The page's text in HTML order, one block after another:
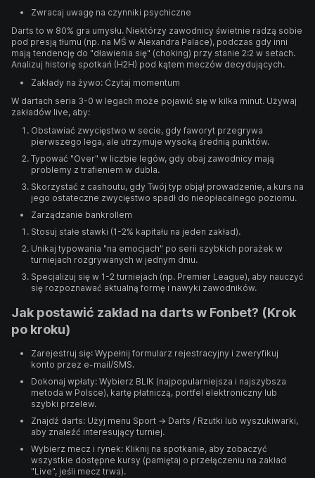
Zwracaj uwagę na czynniki psychiczne
Darts to w 80% gra umysłu. Niektórzy zawodnicy świetnie radzą sobie
pod presją tłumu (np. na MŚ w Alexandra Palace), podczas gdy inni
mają tendencję do "dławienia się" (choking) przy stanie 2:2 w setach.
Analizuj historię spotkań (H2H) pod kątem meczów decydujących.
Zakłady na żywo: Czytaj momentum
W dartach seria 3-0 w legach może pojawić się w kilka minut. Używaj
zakładów live, aby:
Obstawiać zwycięstwo w secie, gdy faworyt przegrywa
pierwszego lega, ale utrzymuje wysoką średnią punktów.
Typować "Over" w liczbie legów, gdy obaj zawodnicy mają
problemy z trafieniem w dubla.
Skorzystać z cashoutu, gdy Twój typ objął prowadzenie, a kurs na
jego ostateczne zwycięstwo spadł do nieopłacalnego poziomu.
Zarządzanie bankrollem
Stosuj stałe stawki (1-2% kapitału na jeden zakład).
Unikaj typowania "na emocjach" po serii szybkich porażek w
turniejach rozgrywanych w jednym dniu.
Specjalizuj się w 1-2 turniejach (np. Premier League), aby nauczyć
się rozpoznawać aktualną formę i nawyki zawodników.
Jak postawić zakład na darts w Fonbet? (Krok
po kroku)
Zarejestruj się: Wypełnij formularz rejestracyjny i zweryfikuj
konto przez e-mail/SMS.
Dokonaj wpłaty: Wybierz BLIK (najpopularniejsza i najszybsza
metoda w Polsce), kartę płatniczą, portfel elektroniczny lub
szybki przelew.
Znajdź darts: Użyj menu Sport → Darts / Rzutki lub wyszukiwarki,
aby znaleźć interesujący turniej.
Wybierz mecz i rynek: Kliknij na spotkanie, aby zobaczyć
wszystkie dostępne kursy (pamiętaj o przełączeniu na zakład
"Live", jeśli mecz trwa).